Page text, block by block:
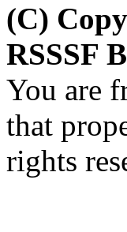
(C)
RSSSF
You are
that
rights